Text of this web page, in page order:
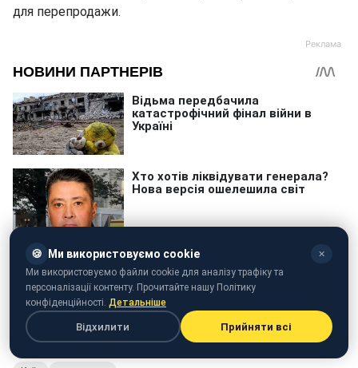
для перепродажи.
🍪 Ми використовуємо cookie ✕
Ми використовуємо файли cookie для аналізу трафіку та
персоналізації контенту. Прочитайте нашу Політику
конфіденційності. Детальніше
Відхилити Прийняти всі